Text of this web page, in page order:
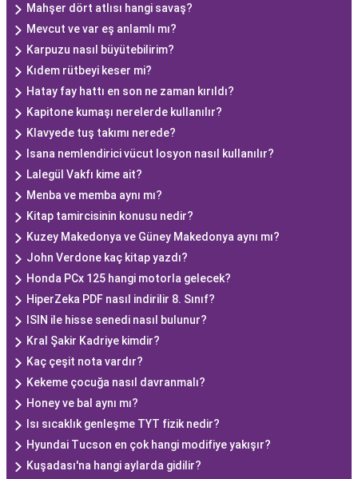
Mahşer dört atlısı hangi savaş?
Mevcut ve var eş anlamlı mı?
Karpuzu nasıl büyütebilirim?
Kıdem rütbeyi keser mi?
Hatay fay hattı en son ne zaman kırıldı?
Kapitone kumaşı nerelerde kullanılır?
Klavyede tuş takımı nerede?
Isana nemlendirici vücut losyon nasıl kullanılır?
Lalegül Vakfı kime ait?
Menba ve memba aynı mı?
Kitap tamircisinin konusu nedir?
Kuzey Makedonya ve Güney Makedonya aynı mı?
John Verdone kaç kitap yazdı?
Honda PCx 125 hangi motorla gelecek?
HiperZeka PDF nasıl indirilir 8. Sınıf?
ISIN ile hisse senedi nasıl bulunur?
Kral Şakir Kadriye kimdir?
Kaç çeşit nota vardır?
Kekeme çocuğa nasıl davranmalı?
Honey ve bal aynı mı?
Isı sıcaklık genleşme TYT fizik nedir?
Hyundai Tucson en çok hangi modifiye yakışır?
Kuşadası'na hangi aylarda gidilir?